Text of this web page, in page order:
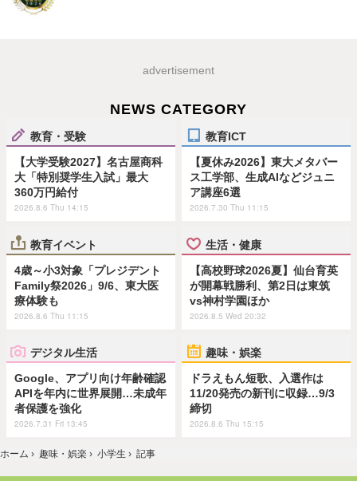
advertisement
NEWS CATEGORY
教育・受験
【大学受験2027】名古屋商科
大「特別奨学生入試」最大
360万円給付
2026.8.6 Thu 14:15
教育ICT
【夏休み2026】東大メタバー
ス工学部、生成AIなどジュニ
ア講座6選
2026.7.30 Thu 11:15
教育イベント
4歳～小3対象「プレジデント
Family祭2026」9/6、東大医
療体験も
2026.8.6 Thu 11:15
生活・健康
【高校野球2026夏】仙台育英
が開幕戦勝利、第2日は東筑
vs神村学園ほか
2026.8.5 Wed 20:32
デジタル生活
Google、アプリ向け年齢確認
APIを年内に世界展開…未成年
者保護を強化
2026.7.31 Fri 13:45
趣味・娯楽
ドラえもん短歌、入選作は
11/20発売の新刊に収録…9/3
締切
2026.8.6 Thu 15:15
ホーム › 趣味・娯楽 › 小学生 › 記事